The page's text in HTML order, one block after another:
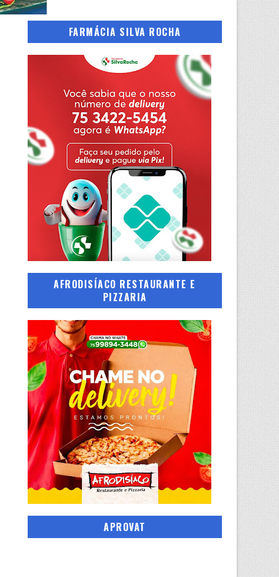
FARMÁCIA SILVA ROCHA
AFRODISÍACO RESTAURANTE E
PIZZARIA
APROVAT